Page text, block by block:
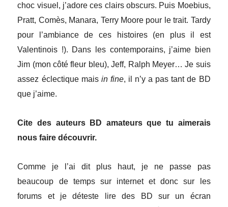
choc visuel, j’adore ces clairs obscurs. Puis Moebius,
Pratt, Comès, Manara, Terry Moore pour le trait. Tardy
pour l’ambiance de ces histoires (en plus il est
Valentinois !). Dans les contemporains, j’aime bien
Jim (mon côté fleur bleu), Jeff, Ralph Meyer… Je suis
assez éclectique maisin fine, il n’y a pas tant de BD
que j’aime.
Cite des auteurs BD amateurs que tu aimerais
nous faire découvrir.
Comme je l’ai dit plus haut, je ne passe pas
beaucoup de temps sur internet et donc sur les
forums et je déteste lire des BD sur un écran